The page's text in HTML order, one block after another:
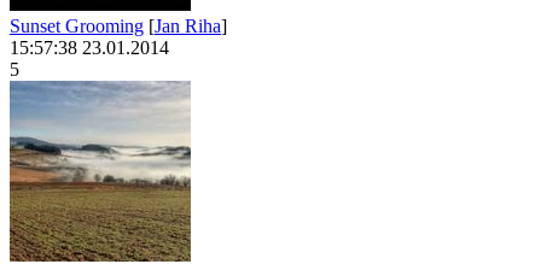
Sunset Grooming [Jan Riha]
15:57:38 23.01.2014
5